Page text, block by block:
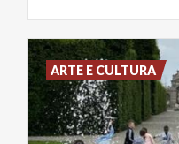
ARTE E CULTURA